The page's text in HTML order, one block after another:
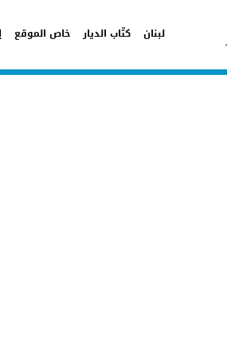
لبنان كتّاب الديار خاص الموقع